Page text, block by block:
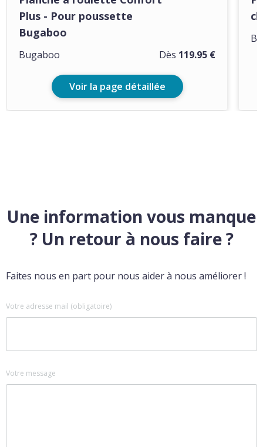
Plus - Pour poussette
Bugaboo
Dès 119.95 €
Bugaboo
Voir la page détaillée
Une information vous manque
? Un retour à nous faire ?
Faites nous en part pour nous aider à nous améliorer !
Votre adresse mail (obligatoire)
Votre message